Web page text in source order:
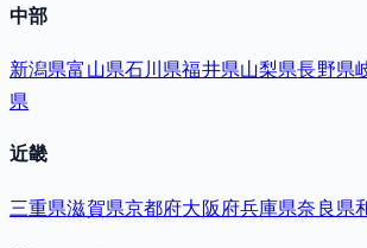
中部
新潟県富山県石川県福井県山梨県長野県
県
近畿
三重県滋賀県京都府大阪府兵庫県奈良県